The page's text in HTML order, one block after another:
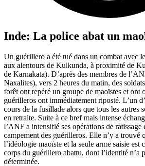
Inde: La police abat un
Un guérillero a été tué dans un combat avec
aux alentours de Kulkunda, à proximité de
de Karnakata). D’après des membres de
Naxalites), vers 2 heures du matin, des
forêt ont repéré un groupe de maoïstes et ont
guérilleros ont immédiatement riposté. L’un
cours de la fusillade alors que tous les autres
en retraite. Suite à ce bref mais intense
l’ANF a intensifié ses opérations de ratissage
campement des guérilleros. Elle n’y a trouvé
l’idéologie maoïste et la seule arme saisie est
corps du guérillero abattu, dont l’identité n’a
déterminée.